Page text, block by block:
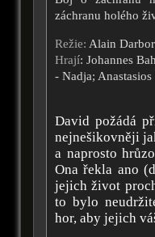
záchranu holého
Režie: Alain
Hrají: Johannes
- Nadja;
David požádá
nejnešikovněji
a naprosto
Ona řekla ano
jejich život
to bylo
hor, aby jejich